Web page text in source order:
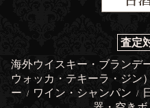
査定
海外ウイスキー・ブランデ
ウォッカ・テキーラ・ジン）
ー / ワイン・シャンパン /